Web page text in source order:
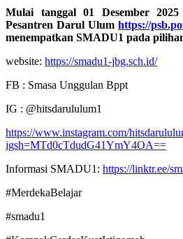
Mulai tanggal 01 Desember
Pesantren Darul Ulum https://
menempatkan SMADU1 pada
website: https://smadu1-jbg.sch.id/
FB : Smasa Unggulan Bppt
IG : @hitsdarululum1
https://www.instagram.com/
igsh=MTd0cTdudG41YmY4OA==
Informasi SMADU1: https://linktr.ee/
#MerdekaBelajar
#smadu1